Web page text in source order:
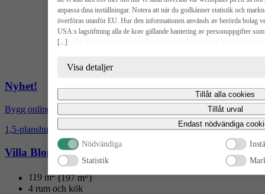
[...]
anpassa dina inställningar. Notera att när du godkänner statistik och
överföras utanför EU. Hur den informationen används av berörda bolag
USA:s lagstiftning alla de krav gällande hantering av personuppgifter
risker för dina personuppgifter. De berörda bolagen måste lämna över
radering, gällande eventuella personuppgifter som de brottsbekämpande
godkänna statistik och marknadsförings-cookies nedan bekräftar du att
Visa detaljer
Tillåt alla cookies
Tillåt urval
Endast nödvändiga
Nödvändiga
Statistik
Nyhet!
Bygg online
1,5-planshus
Villa Blomstermåla
119 m2 (197 m2)
4 rum och kök